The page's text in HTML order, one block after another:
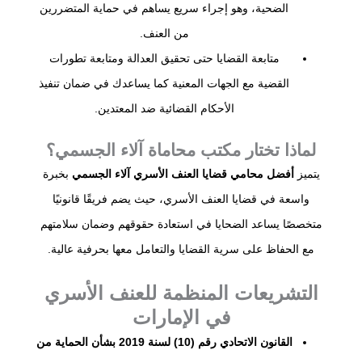
الضحية، وهو إجراء سريع يساهم في حماية المتضررين
من العنف.
متابعة القضايا حتى تحقيق العدالة ومتابعة تطورات
القضية مع الجهات المعنية كما يساعدك في ضمان تنفيذ
الأحكام القضائية ضد المعتدين.
لماذا تختار مكتب محاماة آلاء الجسمي؟
يتميز أفضل محامي قضايا العنف الأسري آلاء الجسمي بخبرة
واسعة في قضايا العنف الأسري، حيث يضم فريقًا قانونيًا
متخصصًا يساعد الضحايا في استعادة حقوقهم وضمان سلامتهم
مع الحفاظ على سرية القضايا والتعامل معها بحرفية عالية.
التشريعات المنظمة للعنف الأسري
في الإمارات
القانون الاتحادي رقم (10) لسنة 2019 بشأن الحماية من